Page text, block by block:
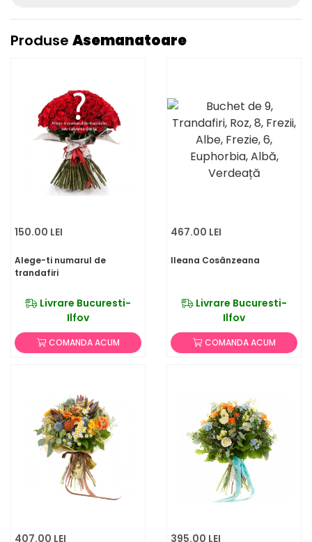
Produse Asemanatoare
150.00 LEI
Alege-ti numarul de
trandafiri
Livrare Bucuresti-
Ilfov
COMANDA ACUM
467.00 LEI
Ileana Cosânzeana
Livrare Bucuresti-
Ilfov
COMANDA ACUM
407.00 LEI 395.00 LEI